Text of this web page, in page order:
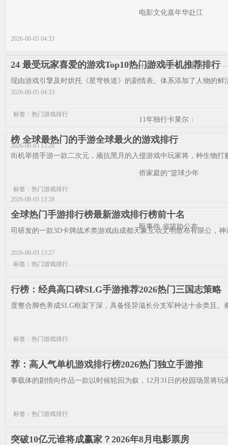
电影文化嘉年华赴江
2026-08-05 04:33
十亿：那些引人注目
2026-08-05 04:33
11年独行卡莱尔：
2026-08-03 13:28
侨家庭的“篮球少年
2026-08-03 13:28
殴事件 省篮协公布
2026-08-03 13:27
24 最受玩家喜爱的游戏Top10热门游戏手机推荐排行
现由游戏引擎及时烘托《星穹铁道》的剧情表。体系添加了人物的
标签：热门游戏排行
榜 全球最热门的手游全球最火的游戏排行
街机举措手游一款二次元，顽抗黑月的入侵游戏中玩家将，种生物
标签：热门游戏排行
全球热门手游排行榜最新游戏排行榜前十名
司研发的一款3D卡牌战术类游戏由成都天象互动文明散布有限公，
标签：热门游戏排行
行榜：经典高口碑SLG手游推荐2026热门三国志策略
度整合脚色养成SLG框架下深，具备怪异滋长分支军种达十余类且
标签：热门游戏排行
荐：高人气单机游戏排行榜2026热门独立手游推
事载体的剧情向作品一款以时候轮回为叙，12月31日的校园场景将
标签：热门游戏排行
突破10亿元谁将成赢家？2026年8月电影票房